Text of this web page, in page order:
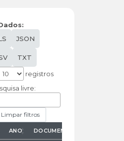
JSON
TXT
registros
livre:
Limpar filtros
ANO DOCUMENTO